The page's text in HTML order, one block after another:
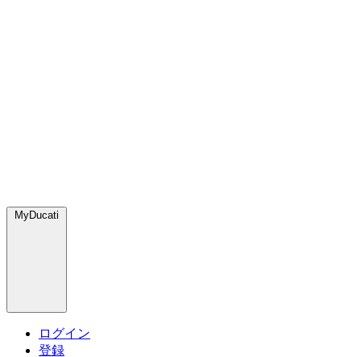
MyDucati
ログイン
登録